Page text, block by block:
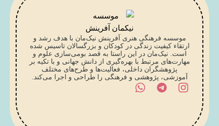
موسسه فرهنگی هنری آفرینش نیک‌مان با هدف رشد و
ارتقاء کیفیت زندگی در کودکان و بزرگسالان تاسیس شده
است. نیک‌مان در این راستا به قصد بومی‌سازی علوم و
مهارت‌های مرتبط با بهره‌گیری از دانش جهانی و با تکیه بر
پژوهشگران داخلی، فعالیت‌ها و طرح‌های مختلف
آموزشی، پژوهشی و فرهنگی را طراحی و اجرا می‌کند.